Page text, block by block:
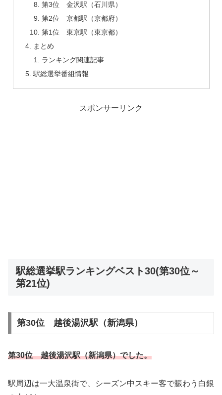
第3位 金沢駅（石川県）
第2位 京都駅（京都府）
第1位 東京駅（東京都）
まとめ
ランキング関連記事
駅総選挙番組情報
スポンサーリンク
駅総選挙駅ランキングベスト30(第30位～
第21位)
第30位 越後湯沢駅（新潟県）
第30位 越後湯沢駅（新潟県）でした。
駅周辺は一大温泉街で、シーズン中スキー客で賑わう白銀